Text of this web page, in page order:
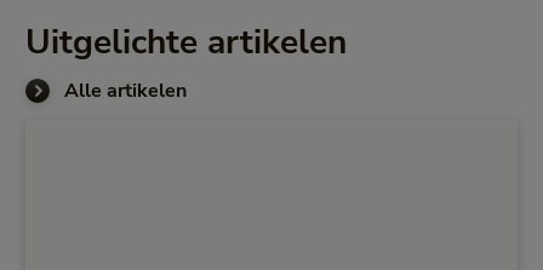
Uitgelichte artikelen
Alle artikelen